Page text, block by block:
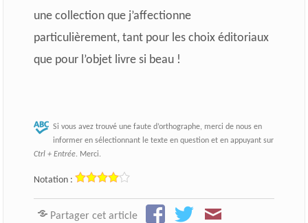
une collection que j’affectionne
particulièrement, tant pour les choix éditoriaux
que pour l’objet livre si beau !
Si vous avez trouvé une faute d’orthographe, merci de nous en
informer en sélectionnant le texte en question et en appuyant sur
Ctrl + Entrée. Merci.
Notation :
Partager cet article